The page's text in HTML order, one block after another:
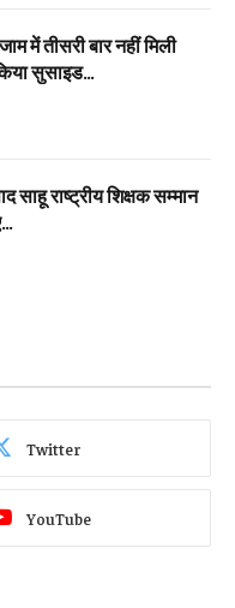
में तीसरी बार नहीं मिली
सुसाइड…
राष्ट्रीय शिक्षक सम्मान
Twitter
YouTube